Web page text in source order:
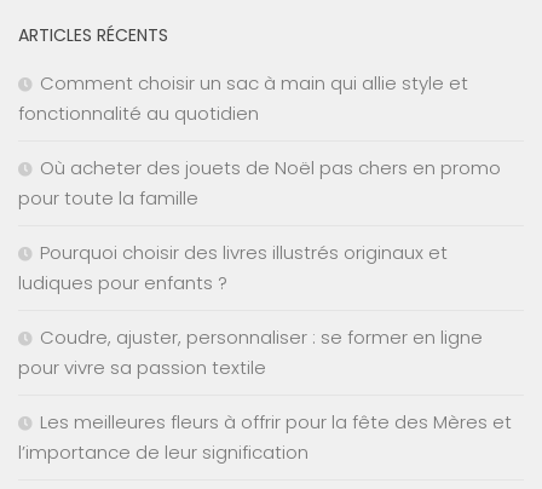
ARTICLES RÉCENTS
Comment choisir un sac à main qui allie style et
fonctionnalité au quotidien
Où acheter des jouets de Noël pas chers en promo
pour toute la famille
Pourquoi choisir des livres illustrés originaux et
ludiques pour enfants ?
Coudre, ajuster, personnaliser : se former en ligne
pour vivre sa passion textile
Les meilleures fleurs à offrir pour la fête des Mères et
l’importance de leur signification